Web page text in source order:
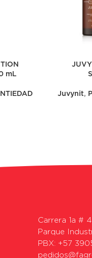
mL
Juvynit,
Carrera 1a #
Parque
PBX: +57